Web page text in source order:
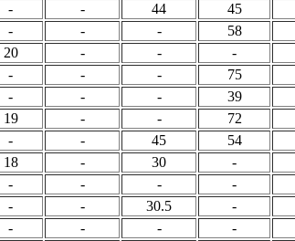
- - 44 45
- - - 58
20 - - -
- - - 75
- - - 39
19 - - 72
- - 45 54
18 - 30 -
- - - -
- - 30.5 -
- - - -